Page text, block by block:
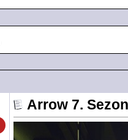
Arrow 7.